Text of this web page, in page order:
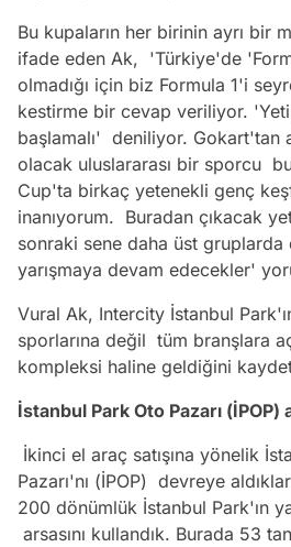
Bu kupaların her birinin ayrı bir
ifade eden Ak, 'Türkiye'de
olmadığı için biz Formula 1'i
kestirme bir cevap veriliyor.
başlamalı' deniliyor. Gokart'tan
olacak uluslararası bir sporcu
Cup'ta birkaç yetenekli genç
inanıyorum. Buradan çıkacak
sonraki sene daha üst gruplarda
yarışmaya devam edecekler'
Vural Ak, Intercity İstanbul
sporlarına değil tüm branşlara
kompleksi haline geldiğini
İstanbul Park Oto Pazarı (İPOP)
İkinci el araç satışına yönelik
Pazarı'nı (İPOP) devreye
200 dönümlük İstanbul Park'ın
arsasını kullandık. Burada 53